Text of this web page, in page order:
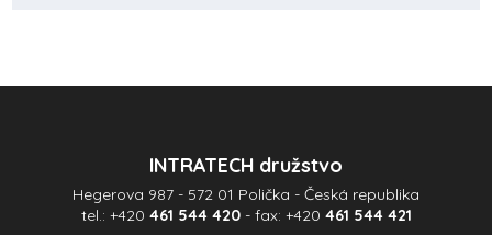
odeslat.
INTRATECH družstvo
Hegerova 987 - 572 01 Polička - Česká republika
tel.: +420 461 544 420- fax: +420 461 544 421